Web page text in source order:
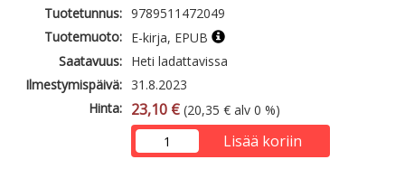
Tuotetunnus: 9789511472049
Tuotemuoto: E-kirja, EPUB
Saatavuus: Heti ladattavissa
Ilmestymispäivä: 31.8.2023
Hinta: 23,10 € (20,35 € alv 0 %)
Lisää koriin